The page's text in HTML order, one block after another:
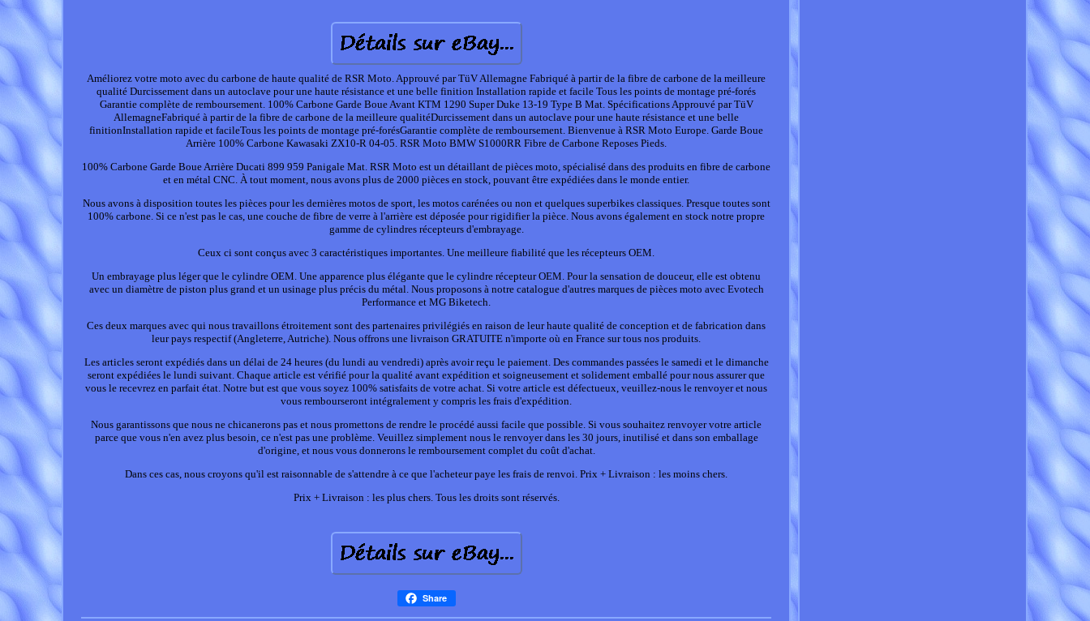
Améliorez votre moto avec du carbone de haute qualité de RSR Moto. Approuvé par TüV Allemagne Fabriqué à partir de la fibre de carbone de la meilleure
qualité Durcissement dans un autoclave pour une haute résistance et une belle finition Installation rapide et facile Tous les points de montage pré-forés
Garantie complète de remboursement. 100% Carbone Garde Boue Avant KTM 1290 Super Duke 13-19 Type B Mat. Spécifications Approuvé par TüV
AllemagneFabriqué à partir de la fibre de carbone de la meilleure qualitéDurcissement dans un autoclave pour une haute résistance et une belle
finitionInstallation rapide et facileTous les points de montage pré-forésGarantie complète de remboursement. Bienvenue à RSR Moto Europe. Garde Boue
Arrière 100% Carbone Kawasaki ZX10-R 04-05. RSR Moto BMW S1000RR Fibre de Carbone Reposes Pieds.
100% Carbone Garde Boue Arrière Ducati 899 959 Panigale Mat. RSR Moto est un détaillant de pièces moto, spécialisé dans des produits en fibre de carbone
et en métal CNC. À tout moment, nous avons plus de 2000 pièces en stock, pouvant être expédiées dans le monde entier.
Nous avons à disposition toutes les pièces pour les dernières motos de sport, les motos carénées ou non et quelques superbikes classiques. Presque toutes sont
100% carbone. Si ce n'est pas le cas, une couche de fibre de verre à l'arrière est déposée pour rigidifier la pièce. Nous avons également en stock notre propre
gamme de cylindres récepteurs d'embrayage.
Ceux ci sont conçus avec 3 caractéristiques importantes. Une meilleure fiabilité que les récepteurs OEM.
Un embrayage plus léger que le cylindre OEM. Une apparence plus élégante que le cylindre récepteur OEM. Pour la sensation de douceur, elle est obtenu
avec un diamètre de piston plus grand et un usinage plus précis du métal. Nous proposons à notre catalogue d'autres marques de pièces moto avec Evotech
Performance et MG Biketech.
Ces deux marques avec qui nous travaillons étroitement sont des partenaires privilégiés en raison de leur haute qualité de conception et de fabrication dans
leur pays respectif (Angleterre, Autriche). Nous offrons une livraison GRATUITE n'importe où en France sur tous nos produits.
Les articles seront expédiés dans un délai de 24 heures (du lundi au vendredi) après avoir reçu le paiement. Des commandes passées le samedi et le dimanche
seront expédiées le lundi suivant. Chaque article est vérifié pour la qualité avant expédition et soigneusement et solidement emballé pour nous assurer que
vous le recevrez en parfait état. Notre but est que vous soyez 100% satisfaits de votre achat. Si votre article est défectueux, veuillez-nous le renvoyer et nous
vous rembourseront intégralement y compris les frais d'expédition.
Nous garantissons que nous ne chicanerons pas et nous promettons de rendre le procédé aussi facile que possible. Si vous souhaitez renvoyer votre article
parce que vous n'en avez plus besoin, ce n'est pas une problème. Veuillez simplement nous le renvoyer dans les 30 jours, inutilisé et dans son emballage
d'origine, et nous vous donnerons le remboursement complet du coût d'achat.
Dans ces cas, nous croyons qu'il est raisonnable de s'attendre à ce que l'acheteur paye les frais de renvoi. Prix + Livraison : les moins chers.
Prix + Livraison : les plus chers. Tous les droits sont réservés.
Share